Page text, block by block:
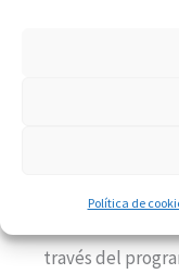
Política de
formando y
Las
través del